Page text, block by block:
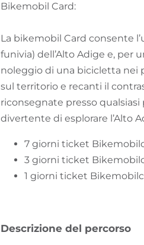
Bikemobil Card:
La bikemobil Card consente
funivia) dell’Alto Adige e, per
noleggio di una bicicletta nei
sul territorio e recanti il
riconsegnate presso
divertente di esplorare l’Alto
7 giorni ticket
3 giorni ticket
1 giorni ticket
Descrizione del percorso